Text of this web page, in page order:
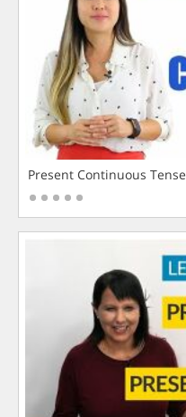
Present Continuous Tense